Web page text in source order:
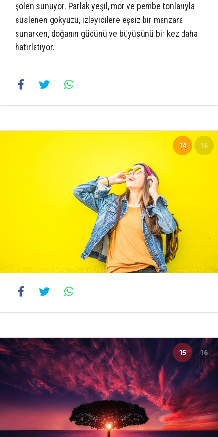
şölen sunuyor. Parlak yeşil, mor ve pembe tonlarıyla
süslenen gökyüzü, izleyicilere eşsiz bir manzara
sunarken, doğanın gücünü ve büyüsünü bir kez daha
hatırlatıyor.
14 16
15 16